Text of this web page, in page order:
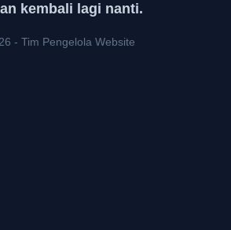
kembali lagi nanti.
- Tim Pengelola Website